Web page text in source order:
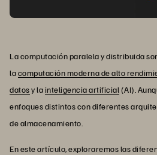
La computación paralela y distribuida
lacomputación moderna de alto
datosy lainteligencia artificial(AI).
enfoques distintos con diferentes
de almacenamiento.
En este artículo, exploraremos las